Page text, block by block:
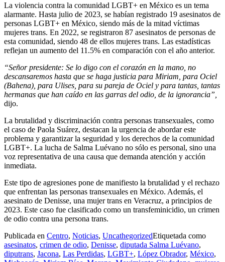
La violencia contra la comunidad LGBT+ en México es un tema
alarmante. Hasta julio de 2023, se habían registrado 19 asesinatos de
personas LGBT+ en México, siendo más de la mitad víctimas
mujeres trans. En 2022, se registraron 87 asesinatos de personas de
esta comunidad, siendo 48 de ellos mujeres trans. Las estadísticas
reflejan un aumento del 11.5% en comparación con el año anterior.
“Señor presidente: Se lo digo con el corazón en la mano, no
descansaremos hasta que se haga justicia para Miriam, para Ociel
(Bahena), para Ulises, para su pareja de Ociel y para tantas, tantas
hermanas que han caído en las garras del odio, de la ignorancia”,
dijo.
La brutalidad y discriminación contra personas transexuales, como
el caso de Paola Suárez, destacan la urgencia de abordar este
problema y garantizar la seguridad y los derechos de la comunidad
LGBT+. La lucha de Salma Luévano no sólo es personal, sino una
voz representativa de una causa que demanda atención y acción
inmediata.
Este tipo de agresiones pone de manifiesto la brutalidad y el rechazo
que enfrentan las personas transexuales en México. Además, el
asesinato de Denisse, una mujer trans en Veracruz, a principios de
2023. Este caso fue clasificado como un transfeminicidio, un crimen
de odio contra una persona trans.
Publicada en Centro, Noticias, UncathegorizedEtiquetada como
asesinatos, crimen de odio, Denisse, diputada Salma Luévano,
diputrans, Jacona, Las Perdidas, LGBT+, López Obrador, México,